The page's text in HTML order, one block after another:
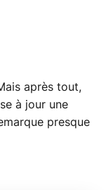
après tout,
à jour une
presque